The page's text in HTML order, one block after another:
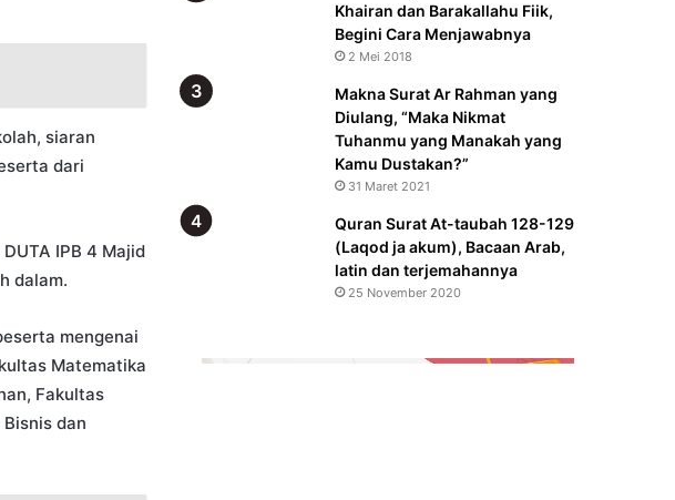
siaran
dari
IPB 4 Majid
dalam.
mengenai
Matematika
Fakultas
dan
Khairan dan Barakallahu Fiik,
Begini Cara Menjawabnya
2 Mei 2018
Makna Surat Ar Rahman yang
Diulang, “Maka Nikmat
Tuhanmu yang Manakah yang
Kamu Dustakan?”
31 Maret 2021
Quran Surat At-taubah 128-129
(Laqod ja akum), Bacaan Arab,
latin dan terjemahannya
25 November 2020